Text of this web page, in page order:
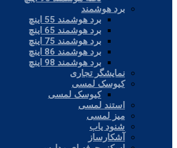
برد هوشمند
برد هوشمند 55 اینچ
برد هوشمند 65 اینچ
برد هوشمند 75 اینچ
برد هوشمند 86 اینچ
برد هوشمند 98 اینچ
نمایشگر تجاری
کیوسک لمسی
کیوسک لمسی
استند لمسی
میز لمسی
شنود یاب
آشکارساز